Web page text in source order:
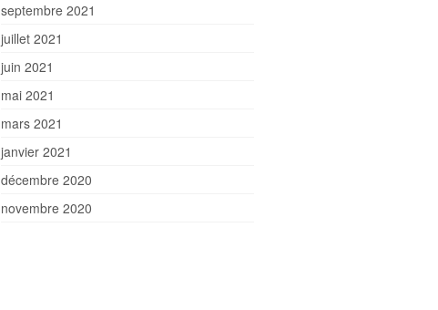
septembre 2021
juillet 2021
juin 2021
mai 2021
mars 2021
janvier 2021
décembre 2020
novembre 2020